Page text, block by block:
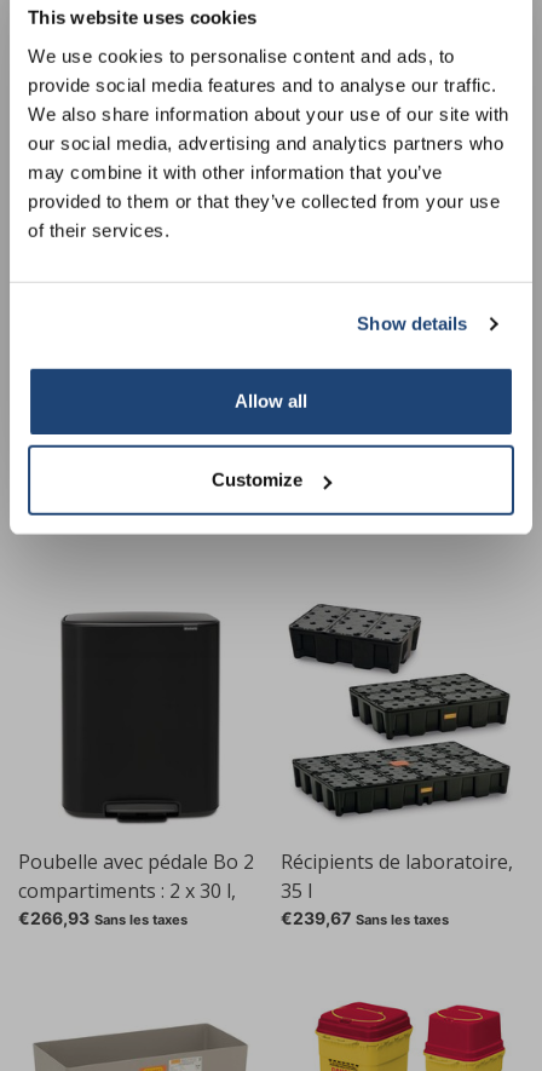
This website uses cookies
We use cookies to personalise content and ads, to
provide social media features and to analyse our traffic.
We also share information about your use of our site with
our social media, advertising and analytics partners who
may combine it with other information that you’ve
provided to them or that they’ve collected from your use
of their services.
Show details
Allow all
Customize
Poubelle avec pédale
NewIcon avec godet
intérieur en zinc résistant
au feu, 30 l, blanc
€124,10 Sans les taxes
Conteneurs à déchets
pour le nettoyage des
chiffons, 52 l
€160,20 Sans les taxes
pour le nettoyage des
chiffons, 34 l
€147,79 Sans les taxes
compartiments: 11 + 23 l,
blanc
€211,02 Sans les taxes
Poubelle avec pédale Bo 2
compartiments : 2 x 30 l,
noir
€266,93 Sans les taxes
Récipients de laboratoire,
35 l
€239,67 Sans les taxes
5% off for your next order
Sign up for our newsletter to stay informed about
our new products, and receive a 10% discount on
your next purchase for all chemical products from
our own brand 😀
Your discount applies to orders above €50,00